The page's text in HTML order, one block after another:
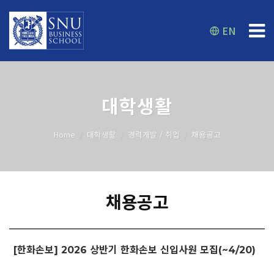
EN
대학생활
Home 대학생활 경력개발 / 취업 채용공고
채용공고
[한화손보] 2026 상반기 한화손보 신입사원 모집(~4/20)